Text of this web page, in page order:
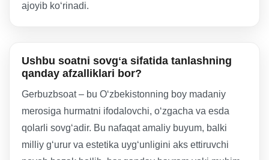
ajoyib koʻrinadi.
Ushbu soatni sovgʻa sifatida tanlashning
qanday afzalliklari bor?
Gerbuzbsoat – bu Oʻzbekistonning boy madaniy
merosiga hurmatni ifodalovchi, oʻzgacha va esda
qolarli sovgʻadir. Bu nafaqat amaliy buyum, balki
milliy gʻurur va estetika uygʻunligini aks ettiruvchi